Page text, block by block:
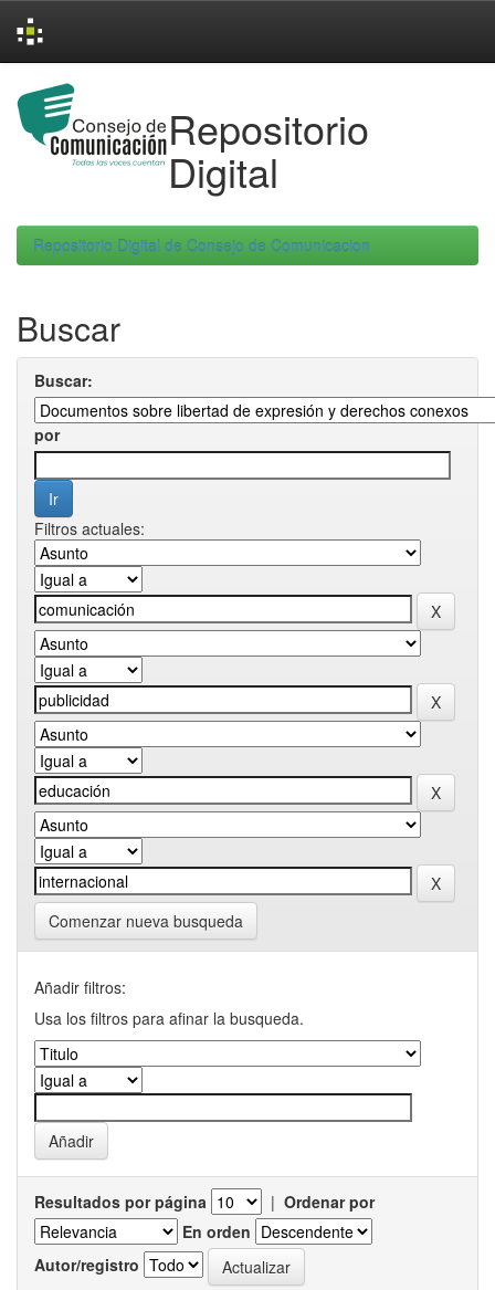
navigation
Repositorio
Digital
Repositorio Digital de Consejo de Comunicacion
Buscar
Buscar:
por
Filtros actuales:
Comenzar nueva busqueda
Añadir filtros:
Usa los filtros para afinar la busqueda.
Resultados por página | Ordenar por
En orden
Autor/registro